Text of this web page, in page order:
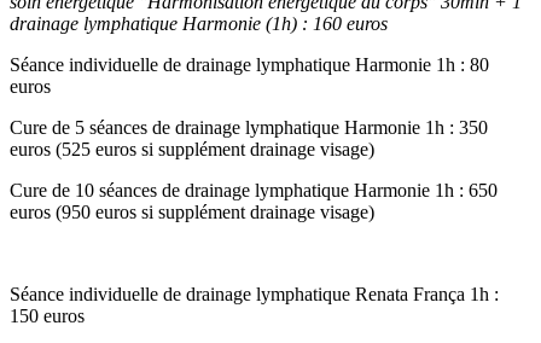
drainage lymphatique Harmonie (1h) : 160 euros
Séance individuelle de drainage lymphatique Harmonie 1h : 80
euros
Cure de 5 séances de drainage lymphatique Harmonie 1h : 350
euros (525 euros si supplément drainage visage)
Cure de 10 séances de drainage lymphatique Harmonie 1h : 650
euros (950 euros si supplément drainage visage)
Séance individuelle de drainage lymphatique Renata França 1h :
150 euros